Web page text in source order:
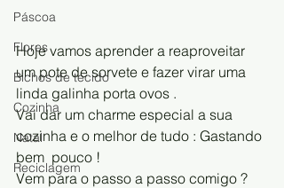
Páscoa
Flores
Bichos de tecido
Cozinha
Natal
Reciclagem
Hoje vamos aprender a reaproveitar
um pote de sorvete e fazer virar uma
linda galinha porta ovos .
Vai dar um charme especial a sua
cozinha e o melhor de tudo : Gastando
bem  pouco !
Vem para o passo a passo comigo ?